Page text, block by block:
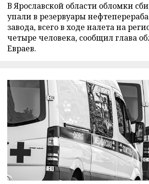
В Ярославской области обломки
упали в резервуары
завода, всего в ходе налета на
четыре человека, сообщил глава
Евраев.